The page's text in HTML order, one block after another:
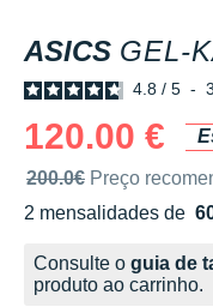
ASICS GEL-
4.8 / 5 -
120.00 €
Preço de venda
200.0€ Preço
2 mensalidades de
sem custos
Consulte o guia de
produto ao carrinho.